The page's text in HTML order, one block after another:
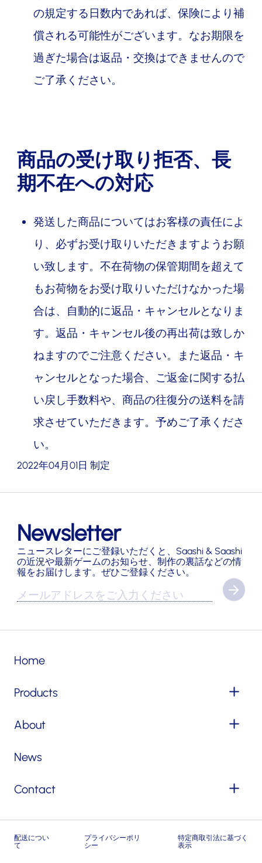
の規定する日数内であれば、保険により補
償される可能性がございます。なお期限を
過ぎた場合は返品・交換はできませんので
ご了承ください。
商品の受け取り拒否、長
期不在への対応
発送した商品についてはお客様の責任によ
り、必ずお受け取りいただきますようお願
い致します。不在荷物の保管期間を超えて
もお荷物をお受け取りいただけなかった場
合は、自動的に返品・キャンセルとなりま
す。返品・キャンセル後の再出荷は致しか
ねますのでご注意ください。また返品・キ
ャンセルとなった場合、ご返金に関する払
い戻し手数料や、商品の往復分の送料を請
求させていただきます。予めご了承くださ
い。
2022年04月01日 制定
Newsletter
ニュースレターにご登録いただくと、Saashi & Saashi
の近況や最新ゲームのお知らせ、制作の裏話などの情
報をお届けします。ぜひご登録ください。
Home
Products
About
News
Contact
配送につい
て
プライバシーポリ
シー
特定商取引法に基づく
表示